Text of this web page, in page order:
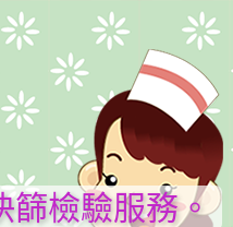
篩檢驗服務。